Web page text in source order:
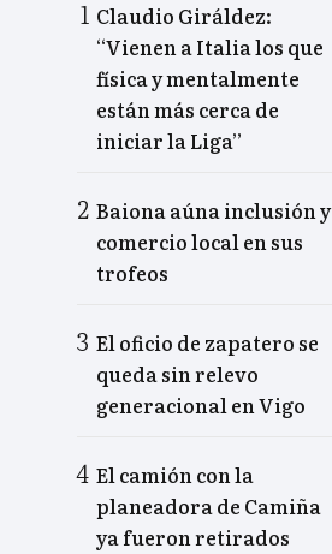
Claudio Giráldez:
“Vienen a Italia los que
física y mentalmente
están más cerca de
iniciar la Liga”
Baiona aúna inclusión y
comercio local en sus
trofeos
El oficio de zapatero se
queda sin relevo
generacional en Vigo
El camión con la
planeadora de Camiña
ya fueron retirados